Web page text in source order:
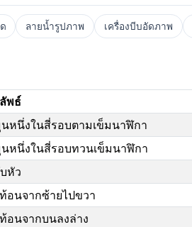
ลายน้ำรูปภาพ เครื่องบีบอัดภาพ
พธ์
หนึ่งในสี่รอบตามเข็มนาฬิกา
หนึ่งในสี่รอบทวนเข็มนาฬิกา
หัว
อนจากซ้ายไปขวา
อนจากบนลงล่าง